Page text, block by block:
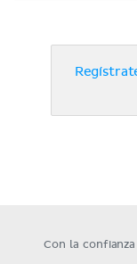
Con la